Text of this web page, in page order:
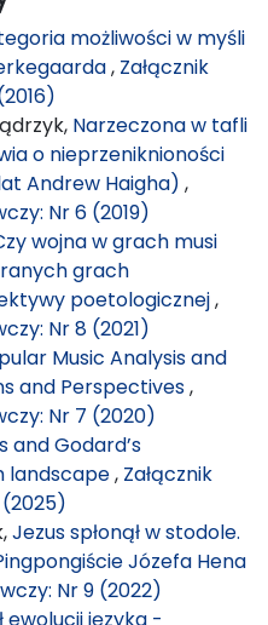
możliwości w myśli
, Załącznik
Narzeczona w tafli
o nieprzeniknioności
Andrew Haigha) ,
Nr 6 (2019)
wojna w grach musi
grach
poetologicznej,
Nr 8 (2021)
Music Analysis and
and Perspectives,
Nr 7 (2020)
and Godard’s
landscape, Załącznik
(2025)
Jezus spłonął w stodole.
Józefa Hena
Nr 9 (2022)